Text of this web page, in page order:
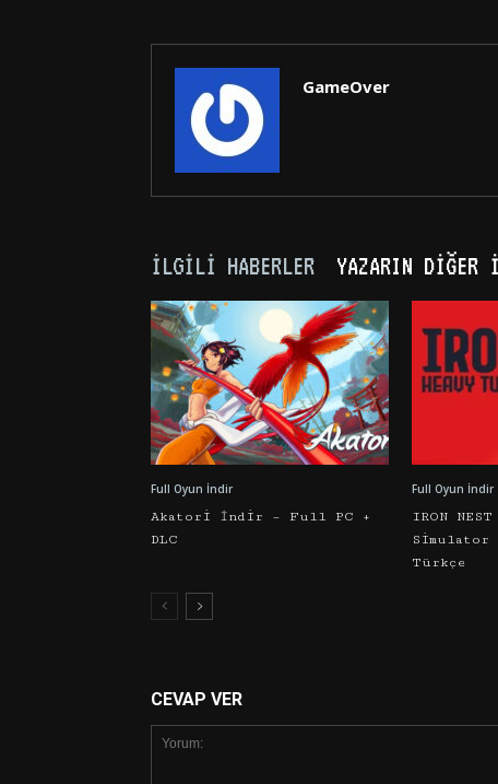
GameOver
İLGILI HABERLER YAZARIN DIĞER
Full Oyun İndir
Akatori İndir – Full PC +
DLC
Full Oyun İndir
IRON
Türkçe
CEVAP VER